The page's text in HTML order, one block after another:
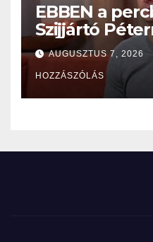
EBBEN a
Szijjártó
Budapesti
miután…
AUGUSZTUS 7, 2026
HOZZÁSZÓLÁS